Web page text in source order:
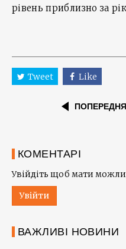
рівень приблизно за
Tweet Like
ПОПЕРЕДНЯ
КОМЕНТАРІ
Увійдіть щоб мати
Увійти
ВАЖЛИВІ НОВИНИ